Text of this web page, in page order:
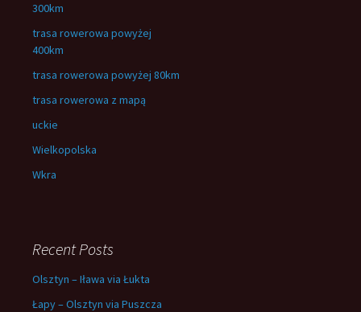
300km
trasa rowerowa powyżej
400km
trasa rowerowa powyżej 80km
trasa rowerowa z mapą
uckie
Wielkopolska
Wkra
Recent Posts
Olsztyn – Iława via Łukta
Łapy – Olsztyn via Puszcza